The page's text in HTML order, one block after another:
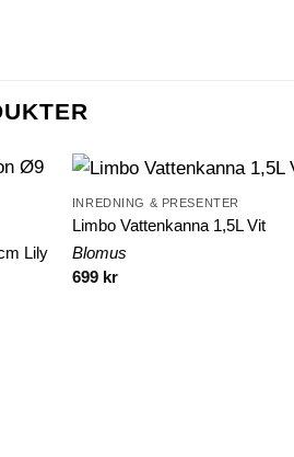
Lily
INREDNING & PRESENTER
Limbo Vattenkanna 1,5L Vit
Blomus
699 kr